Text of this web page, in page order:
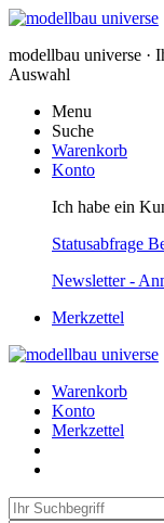
modellbau universe ·
Auswahl
Menu
Suche
Warenkorb
Konto
Ich habe ein
Statusabfrage
Newsletter -
Merkzettel
Warenkorb
Konto
Merkzettel